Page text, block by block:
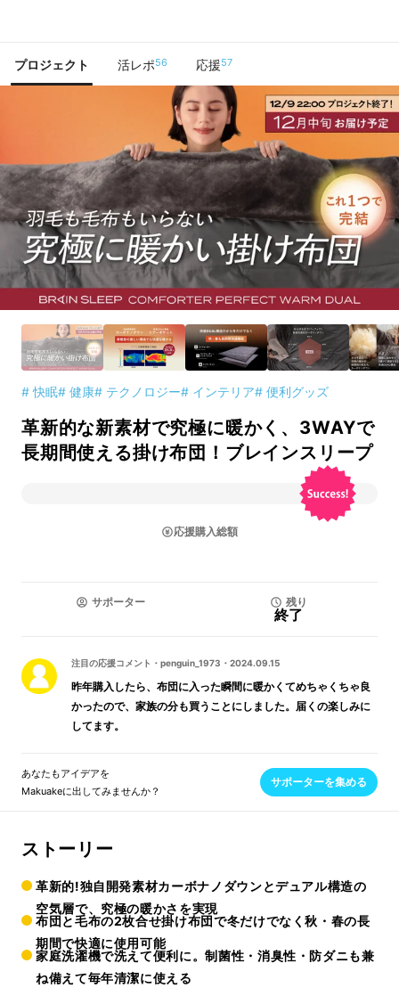
プロジェクト 活レポ56 応援57
# 快眠# 健康# テクノロジー# インテリア# 便利グッズ
革新的な新素材で究極に暖かく、3WAYで
長期間使える掛け布団！ブレインスリープ
応援購入総額
サポーター 残り
終了
注目の応援コメント ・ penguin_1973 ・ 2024.09.15
昨年購入したら、布団に入った瞬間に暖かくてめちゃくちゃ良
かったので、家族の分も買うことにしました。届くの楽しみに
してます。
あなたもアイデアを
Makuakeに出してみませんか？
サポーターを集める
ストーリー
革新的!独自開発素材カーボナノダウンとデュアル構造の
空気層で、究極の暖かさを実現
布団と毛布の2枚合せ掛け布団で冬だけでなく秋・春の長
期間で快適に使用可能
家庭洗濯機で洗えて便利に。制菌性・消臭性・防ダニも兼
ね備えて毎年清潔に使える